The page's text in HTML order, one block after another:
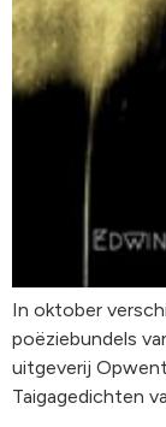
In oktober
poëziebundels
uitgeverij
Taigagedichten